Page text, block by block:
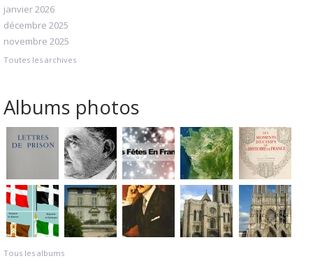
janvier 2026
décembre 2025
novembre 2025
Toutes les archives
Albums photos
Tous les albums